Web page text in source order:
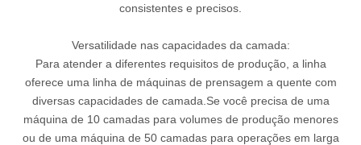
consistentes e precisos.
Versatilidade nas capacidades da camada:
Para atender a diferentes requisitos de produção, a linha
oferece uma linha de máquinas de prensagem a quente com
diversas capacidades de camada.Se você precisa de uma
máquina de 10 camadas para volumes de produção menores
ou de uma máquina de 50 camadas para operações em larga